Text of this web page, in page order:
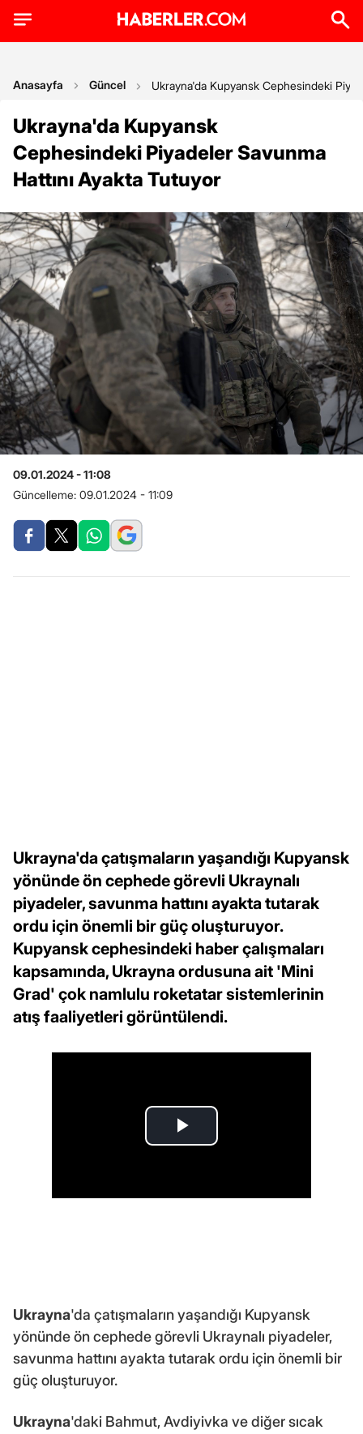
Anasayfa Güncel Ukrayna'da Kupyansk Cephesindeki
Ukrayna'da Kupyansk
Cephesindeki Piyadeler Savunma
Hattını Ayakta Tutuyor
09.01.2024 - 11:08
Güncelleme: 09.01.2024 - 11:09
Ukrayna'da çatışmaların yaşandığı Kupyansk
yönünde ön cephede görevli Ukraynalı
piyadeler, savunma hattını ayakta tutarak
ordu için önemli bir güç oluşturuyor.
Kupyansk cephesindeki haber çalışmaları
kapsamında, Ukrayna ordusuna ait 'Mini
Grad' çok namlulu roketatar sistemlerinin
atış faaliyetleri görüntülendi.
Ukrayna'da çatışmaların yaşandığı Kupyansk
yönünde ön cephede görevli Ukraynalı piyadeler,
savunma hattını ayakta tutarak ordu için önemli bir
güç oluşturuyor.
Ukrayna'daki Bahmut, Avdiyivka ve diğer sıcak